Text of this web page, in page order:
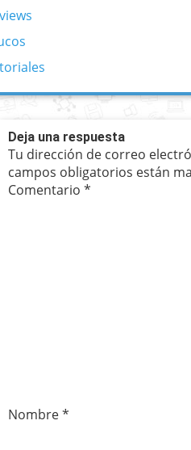
Deja una respuesta
Tu dirección de correo
campos obligatorios están
Comentario *
Nombre*